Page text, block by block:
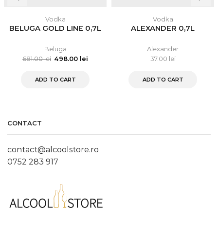
Vodka
BELUGA GOLD LINE 0,7L
Beluga
681.00lei 498.00 lei
ADD TO CART
Vodka
ALEXANDER 0,7L
Alexander
37.00 lei
ADD TO CART
CONTACT
contact@alcoolstore.ro
0752 283 917